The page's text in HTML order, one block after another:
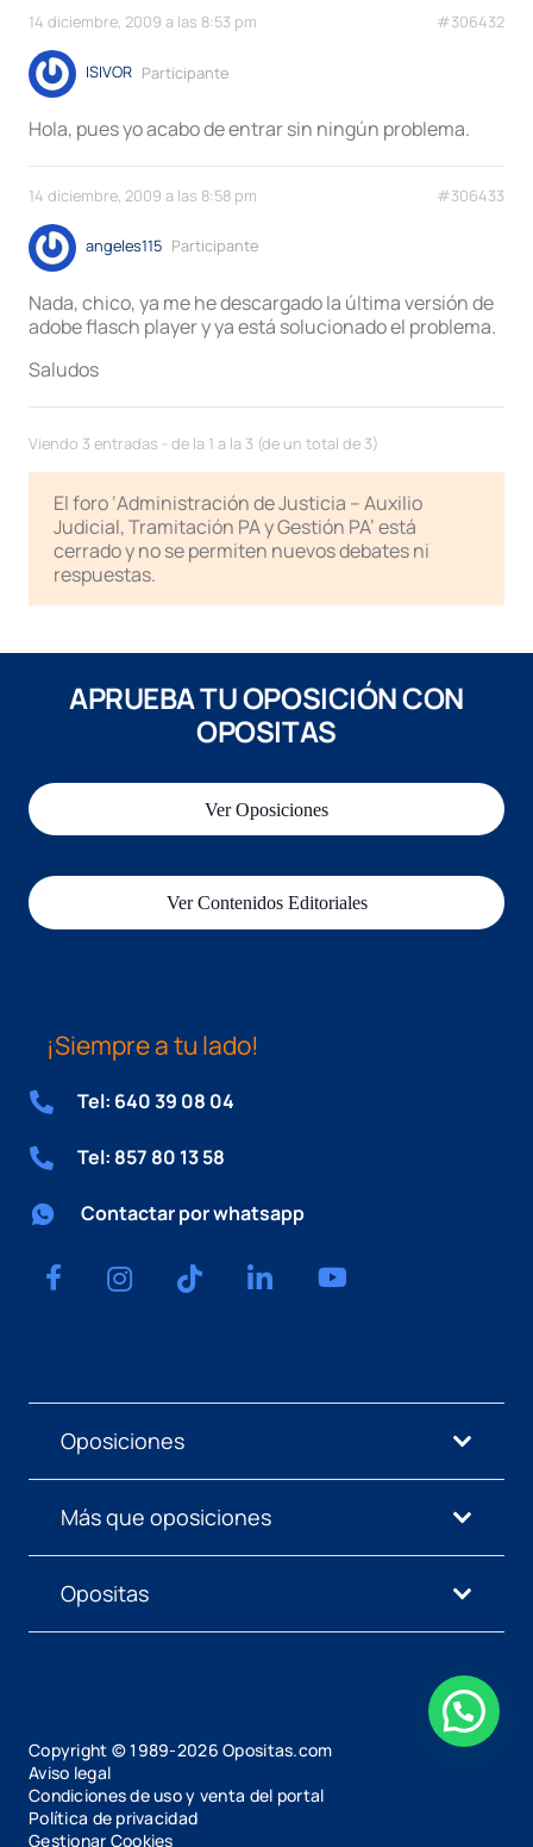
14 diciembre, 2009 a las 8:53 pm #306432
ISIVOR Participante
Hola, pues yo acabo de entrar sin ningún problema.
14 diciembre, 2009 a las 8:58 pm #306433
angeles115 Participante
Nada, chico, ya me he descargado la última versión de
adobe flasch player y ya está solucionado el problema.
Saludos
Viendo 3 entradas - de la 1 a la 3 (de un total de 3)
El foro ‘Administración de Justicia – Auxilio
Judicial, Tramitación PA y Gestión PA’ está
cerrado y no se permiten nuevos debates ni
respuestas.
APRUEBA TU OPOSICIÓN CON
OPOSITAS
Ver Oposiciones
Ver Contenidos Editoriales
¡Siempre a tu lado!
Tel: 640 39 08 04
Tel: 857 80 13 58
Contactar por whatsapp
Oposiciones
Más que oposiciones
Opositas
Copyright © 1989-2026 Opositas.com
Aviso legal
Condiciones de uso y venta del portal
Política de privacidad
Gestionar Cookies